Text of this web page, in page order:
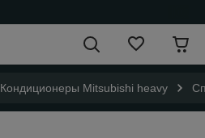
Кондиционеры Мitsubishi heavy